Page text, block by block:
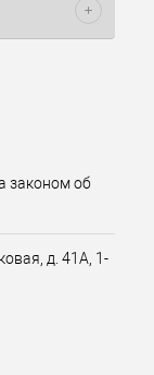
законом об
д. 41А, 1-